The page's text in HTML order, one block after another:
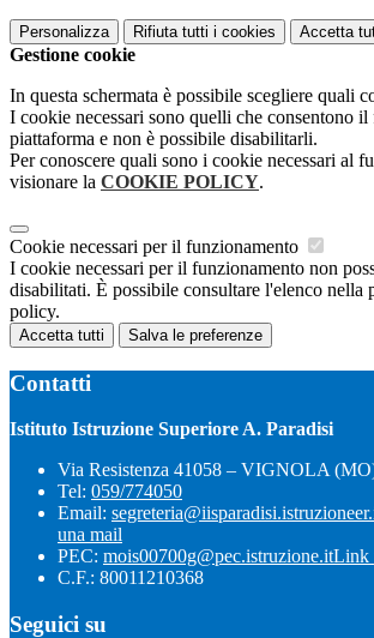
Personalizza Rifiuta tutti i cookies Accetta
Gestione cookie
In questa schermata è possibile scegliere quali
I cookie necessari sono quelli che consentono
piattaforma e non è possibile disabilitarli.
Per conoscere quali sono i cookie necessari al
visionare la COOKIE POLICY.
Cookie necessari per il funzionamento
I cookie necessari per il funzionamento non
disabilitati. È possibile consultare l'elenco nella
policy.
Accetta tutti Salva le preferenze
Contatti
Istituto Istruzione Superiore A. Paradisi
Via Resistenza 41058 – VIGNOLA
Tel: 059/774050
Email:
una mail
PEC: mois00700g@pec.istruzione.itLink
C.F.: 80011210368
Seguici su